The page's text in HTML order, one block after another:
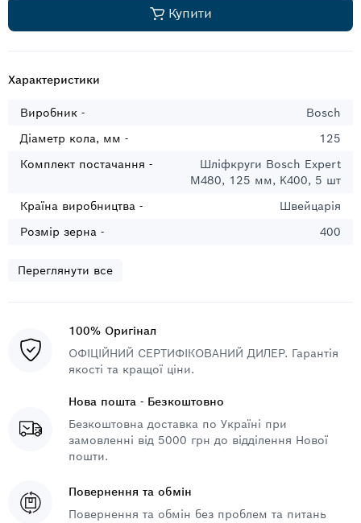
Купити
Характеристики
Виробник -
Bosch
Діаметр кола, мм -
125
Комплект постачання -
Шліфкруги Bosch Expert
M480, 125 мм, K400, 5 шт
Країна виробництва -
Швейцарія
Розмір зерна -
400
Переглянути все
100% Оригінал
ОФІЦІЙНИЙ СЕРТИФІКОВАНИЙ ДИЛЕР. Гарантія
якості та кращої ціни.
Нова пошта - Безкоштовно
Безкоштовна доставка по Україні при
замовленні від 5000 грн до відділення Нової
пошти.
Повернення та обмін
Повернення та обмін без проблем та питань